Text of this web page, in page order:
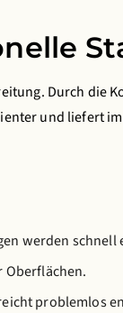
Durch die
und liefert
werden schnell
Oberflächen.
problemlos